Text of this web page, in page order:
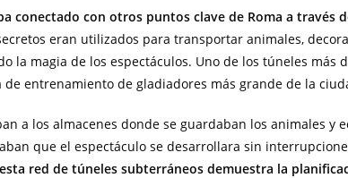
conectado con otros puntos clave de Roma a través
eran utilizados para transportar animales,
la magia de los espectáculos. Uno de los túneles más
de entrenamiento de gladiadores más grande de la
a los almacenes donde se guardaban los animales y
que el espectáculo se desarrollara sin
red de túneles subterráneos demuestra la